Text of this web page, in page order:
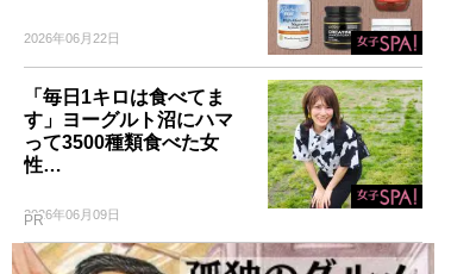
2026年06月22日
「毎日1キロは食べてま
す」ヨーグルト沼にハマ
って3500種類食べた女
性…
2026年06月09日
PR